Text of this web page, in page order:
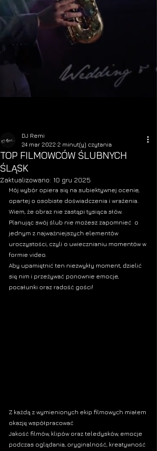
TOP FILMOWCÓW ŚLUBNYCH
ŚLĄSK
DJ Remi
24 mar 2022 2 minut(y) czytania
Zaktualizowano: 10 gru 2025
Mój wybór opiera się na subiektywnej ocenie,
opartej o osobiste doświadczenia i wrażenia.
Wiem, że obraz nie zastąpi tysiąca słów.
Planując swój ślub nie możesz zapomnieć  o
jednym z najważniejszych elementów
uroczystości, czyli o uwiecznianiu momentów w
formie video.
Aby upamiętnić ten niezwykły moment, dzielić
się nim i przeżywać ponownie emocje,
pocałunki oraz radość gości!
Z każdą z wymienionych ekip filmowych miałem
okazję współpracować
Jakość filmów, klipów oraz teledysków, emocje
podczas oglądania, oryginalność, kreatywność